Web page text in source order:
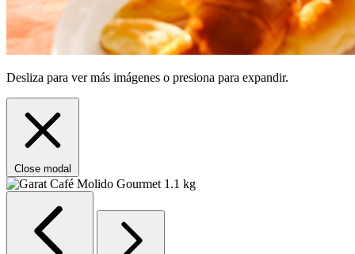
Desliza para ver más imágenes o presiona para expandir.
Close modal